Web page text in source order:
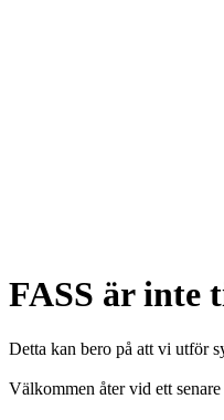
FASS är inte
Detta kan bero på att vi utför
Välkommen åter vid ett